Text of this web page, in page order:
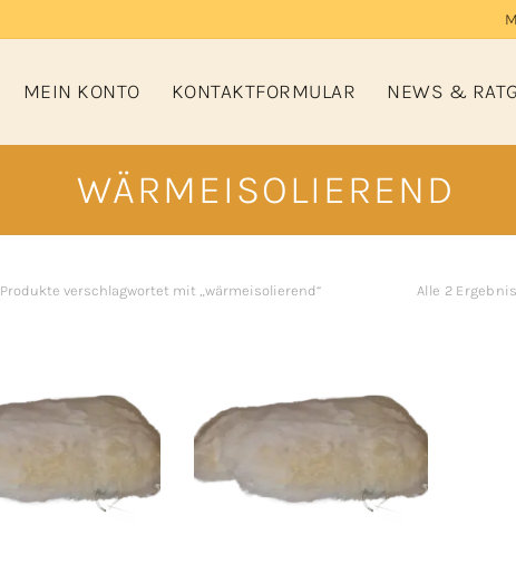
MEIN KONTO KONTAKTFORMULAR NEWS &
WÄRMEISOLIEREND
Produkte verschlagwortet mit „wärmeisolierend“ Alle 2